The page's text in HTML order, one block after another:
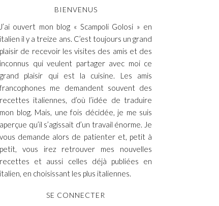
BIENVENUS
J’ai ouvert mon blog « Scampoli Golosi » en
italien il y a treize ans. C’est toujours un grand
plaisir de recevoir les visites des amis et des
inconnus qui veulent partager avec moi ce
grand plaisir qui est la cuisine. Les amis
francophones me demandent souvent des
recettes italiennes, d’où l’idée de traduire
mon blog. Mais, une fois décidée, je me suis
aperçue qu’il s’agissait d’un travail énorme. Je
vous demande alors de patienter et, petit à
petit, vous irez retrouver mes nouvelles
recettes et aussi celles déjà publiées en
italien, en choisissant les plus italiennes.
SE CONNECTER